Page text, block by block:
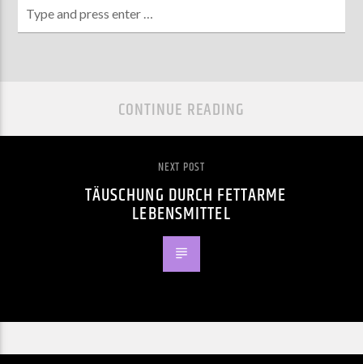
CONTINUE READING
NEXT POST
TÄUSCHUNG DURCH FETTARME
LEBENSMITTEL